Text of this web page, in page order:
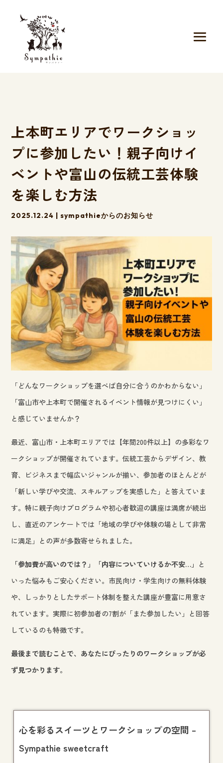
上本町エリアでワークショッ
プに参加したい！親子向けイ
ベントや富山の伝統工芸体験
を楽しむ方法
2025.12.24 |sympathieからのお知らせ
「どんなワークショップを選べば自分に合うのかわからない」
「富山市や上本町で開催されるイベント情報が見つけにくい」
と感じていませんか？
最近、富山市・上本町エリアでは【年間200件以上】の多彩なワ
ークショップが開催されています。伝統工芸からデザイン、教
育、ビジネスまで幅広いジャンルが揃い、参加者のほとんどが
「新しい学びや交流、スキルアップを実感した」と答えていま
す。特に親子向けプログラムや初心者歓迎の講座は満席が続出
し、直近のアンケートでは「地域の学びや体験の場として非常
に満足」との声が多数寄せられました。
「参加費が高いのでは？」「内容についていけるか不安…」 と
いった悩みもご安心ください。市民向け・学生向けの無料体験
や、しっかりとしたサポート体制を整えた講座が豊富に用意さ
れています。実際に初参加者の7割が「また参加したい」と回答
しているのも特徴です。
最後まで読むことで、あなたにぴったりのワークショップが必
ず見つかります。
心を彩るスイーツとワークショップの空間 –
Sympathie sweetcraft